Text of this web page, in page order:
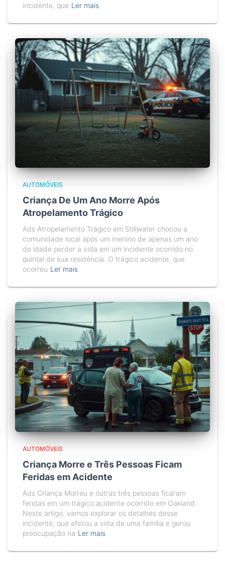
incidente, que Ler mais
AUTOMÓVEIS
Criança De Um Ano Morre Após
Atropelamento Trágico
Ads Atropelamento Trágico em Stillwater chocou a
comunidade local após um menino de apenas um ano
de idade perder a vida em um incidente ocorrido no
quintal de sua residência. O trágico acidente, que
ocorreu Ler mais
AUTOMÓVEIS
Criança Morre e Três Pessoas Ficam
Feridas em Acidente
Ads Criança Morreu e outras três pessoas ficaram
feridas em um trágico acidente ocorrido em Oakland.
Neste artigo, vamos explorar os detalhes desse
incidente, que afetou a vida de uma família e gerou
preocupação na Ler mais